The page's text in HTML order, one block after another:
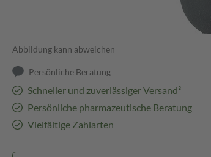
Abbildung kann abweichen
Persönliche Beratung
Schneller und zuverlässiger Versand³
Persönliche pharmazeutische Beratung
Vielfältige Zahlarten